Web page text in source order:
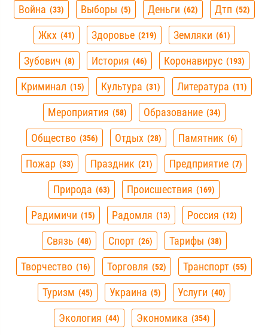
Война 33 Выборы 5 Деньги 62 Дтп 52
Жкх 41 Здоровье 219 Земляки 61
Зубович 8 История 46 Коронавирус 193
Криминал 15 Культура 31 Литература 11
Мероприятия 58 Образование 34
Общество 356 Отдых 28 Памятник 6
Пожар 33 Праздник 21 Предприятие 7
Природа 63 Происшествия 169
Радимичи 15 Радомля 13 Россия 12
Связь 48 Спорт 26 Тарифы 38
Творчество 16 Торговля 52 Транспорт 55
Туризм 45 Украина 5 Услуги 40
Экология 44 Экономика 354